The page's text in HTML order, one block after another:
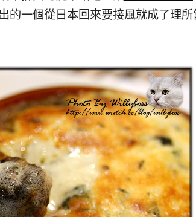
的一個從日本回來要接風就成了理